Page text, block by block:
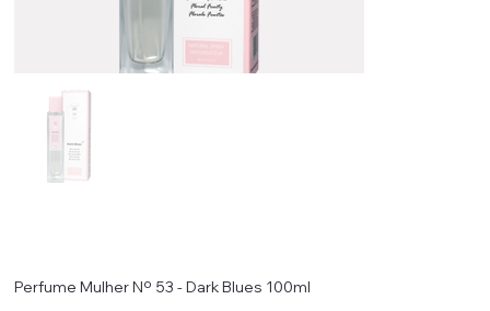
Perfume Mulher Nº 53 - Dark Blues 100ml